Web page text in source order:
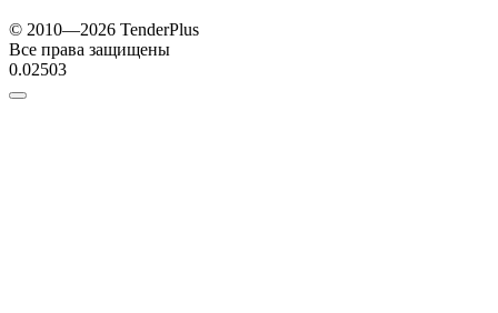
© 2010—2026 TenderPlus
Все права защищены
0.02503